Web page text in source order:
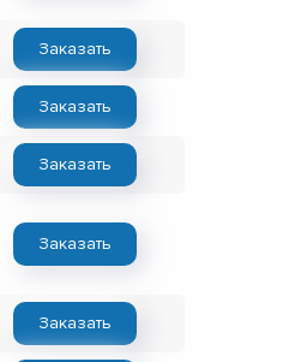
Заказать
Заказать
Заказать
Заказать
Заказать